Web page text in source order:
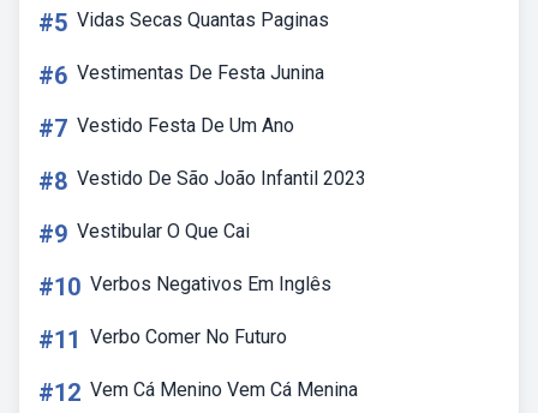
#5 Vidas Secas Quantas Paginas
#6 Vestimentas De Festa Junina
#7 Vestido Festa De Um Ano
#8 Vestido De São João Infantil 2023
#9 Vestibular O Que Cai
#10 Verbos Negativos Em Inglês
#11 Verbo Comer No Futuro
#12 Vem Cá Menino Vem Cá Menina